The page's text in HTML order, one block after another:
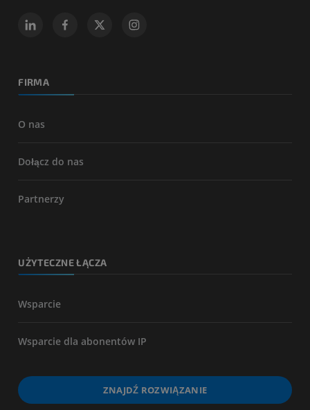
FIRMA
O nas
Dołącz do nas
Partnerzy
UŻYTECZNE ŁĄCZA
Wsparcie
Wsparcie dla abonentów IP
ZNAJDŹ ROZWIĄZANIE